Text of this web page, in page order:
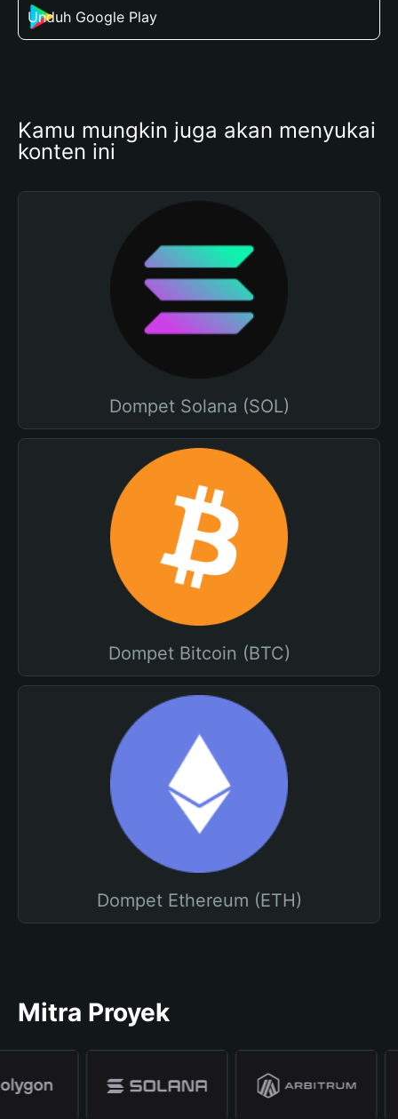
Unduh Google Play
Kamu mungkin juga akan menyukai
konten ini
Dompet Solana (SOL)
Dompet Bitcoin (BTC)
Dompet Ethereum (ETH)
Mitra Proyek